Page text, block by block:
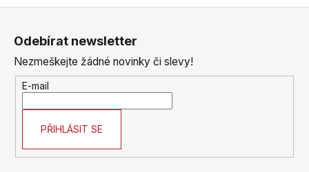
Odebírat newsletter
Nezmeškejte žádné novinky či slevy!
E-mail
PŘIHLÁSIT SE